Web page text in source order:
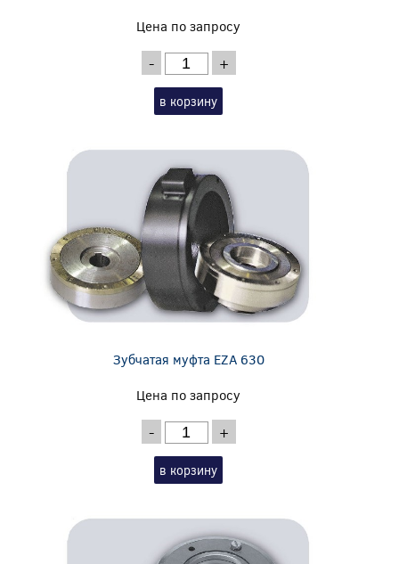
Цена по запросу
- +
в корзину
Зубчатая муфта EZA 630
Цена по запросу
- +
в корзину